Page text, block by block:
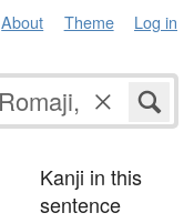
About Theme Log in
Kanji in this
sentence